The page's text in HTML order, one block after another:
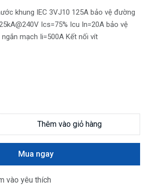
khung IEC 3VJ10 125A bảo vệ đường
Ics=75% Icu In=20A bảo vệ
mạch Ii=500A Kết nối vít
Thêm vào giỏ hàng
Mua ngay
vào yêu thích